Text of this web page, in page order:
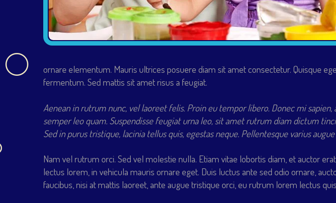
ornare elementum. Mauris ultrices posuere diam sit amet consectetur. Quisque
fermentum. Sed mattis sit amet risus a feugiat.
Aenean in rutrum nunc, vel laoreet felis. Proin eu tempor libero. Donec mi
semper leo quam. Suspendisse feugiat urna leo, sit amet rutrum diam dictum
Sed in purus tristique, lacinia tellus quis, egestas neque. Pellentesque varius
Nam vel rutrum orci. Sed vel molestie nulla. Etiam vitae lobortis diam, et auctor
lectus lorem, in vehicula mauris ornare eget. Duis luctus ante sed odio ornare,
faucibus, nisi at mattis laoreet, ante augue tristique orci, eu rutrum lorem lectus